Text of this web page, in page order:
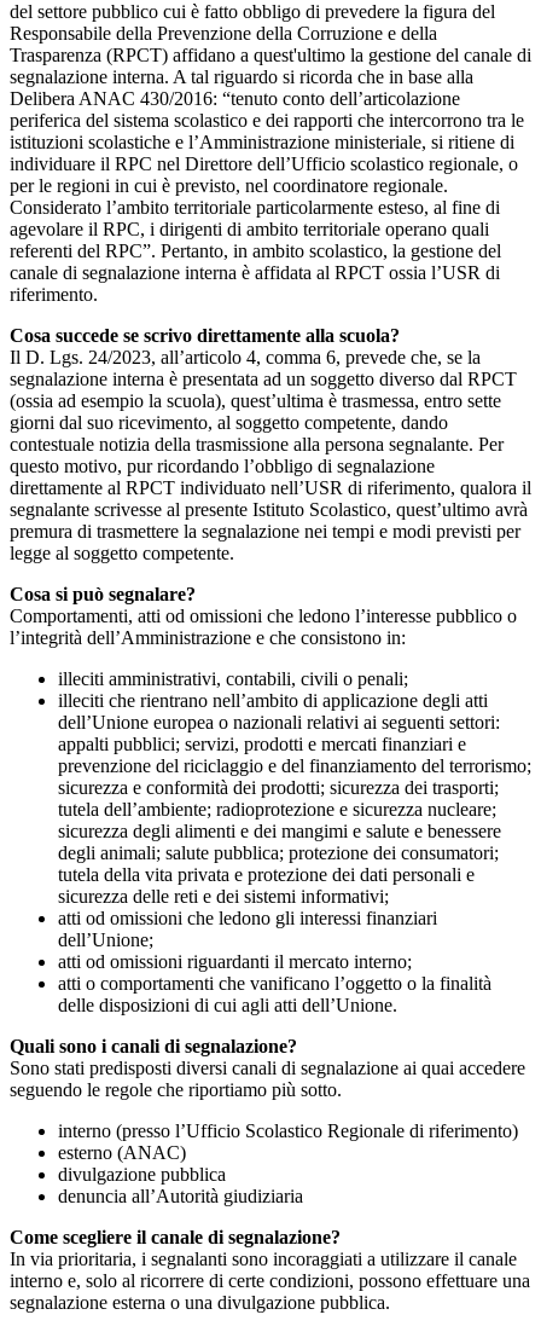
del settore pubblico cui è fatto obbligo di prevedere la figura del
Responsabile della Prevenzione della Corruzione e della
Trasparenza (RPCT) affidano a quest'ultimo la gestione del canale di
segnalazione interna. A tal riguardo si ricorda che in base alla
Delibera ANAC 430/2016: “tenuto conto dell’articolazione
periferica del sistema scolastico e dei rapporti che intercorrono tra le
istituzioni scolastiche e l’Amministrazione ministeriale, si ritiene di
individuare il RPC nel Direttore dell’Ufficio scolastico regionale, o
per le regioni in cui è previsto, nel coordinatore regionale.
Considerato l’ambito territoriale particolarmente esteso, al fine di
agevolare il RPC, i dirigenti di ambito territoriale operano quali
referenti del RPC”. Pertanto, in ambito scolastico, la gestione del
canale di segnalazione interna è affidata al RPCT ossia l’USR di
riferimento.
Cosa succede se scrivo direttamente alla scuola?
Il D. Lgs. 24/2023, all’articolo 4, comma 6, prevede che, se la
segnalazione interna è presentata ad un soggetto diverso dal RPCT
(ossia ad esempio la scuola), quest’ultima è trasmessa, entro sette
giorni dal suo ricevimento, al soggetto competente, dando
contestuale notizia della trasmissione alla persona segnalante. Per
questo motivo, pur ricordando l’obbligo di segnalazione
direttamente al RPCT individuato nell’USR di riferimento, qualora il
segnalante scrivesse al presente Istituto Scolastico, quest’ultimo avrà
premura di trasmettere la segnalazione nei tempi e modi previsti per
legge al soggetto competente.
Cosa si può segnalare?
Comportamenti, atti od omissioni che ledono l’interesse pubblico o
l’integrità dell’Amministrazione e che consistono in:
illeciti amministrativi, contabili, civili o penali;
illeciti che rientrano nell’ambito di applicazione degli atti
dell’Unione europea o nazionali relativi ai seguenti settori:
appalti pubblici; servizi, prodotti e mercati finanziari e
prevenzione del riciclaggio e del finanziamento del terrorismo;
sicurezza e conformità dei prodotti; sicurezza dei trasporti;
tutela dell’ambiente; radioprotezione e sicurezza nucleare;
sicurezza degli alimenti e dei mangimi e salute e benessere
degli animali; salute pubblica; protezione dei consumatori;
tutela della vita privata e protezione dei dati personali e
sicurezza delle reti e dei sistemi informativi;
atti od omissioni che ledono gli interessi finanziari
dell’Unione;
atti od omissioni riguardanti il mercato interno;
atti o comportamenti che vanificano l’oggetto o la finalità
delle disposizioni di cui agli atti dell’Unione.
Quali sono i canali di segnalazione?
Sono stati predisposti diversi canali di segnalazione ai quai accedere
seguendo le regole che riportiamo più sotto.
interno (presso l’Ufficio Scolastico Regionale di riferimento)
esterno (ANAC)
divulgazione pubblica
denuncia all’Autorità giudiziaria
Come scegliere il canale di segnalazione?
In via prioritaria, i segnalanti sono incoraggiati a utilizzare il canale
interno e, solo al ricorrere di certe condizioni, possono effettuare una
segnalazione esterna o una divulgazione pubblica.